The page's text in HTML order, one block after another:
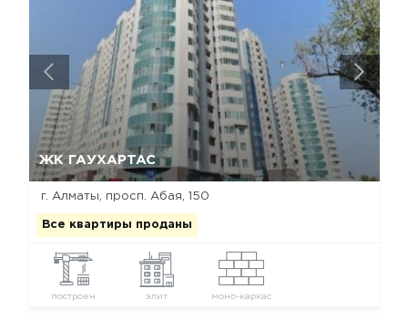
ЖК ГАУХАРТАС
г. Алматы, просп. Абая, 150
Все квартиры проданы
построен элит моно-каркас
Да, удалить Отмена